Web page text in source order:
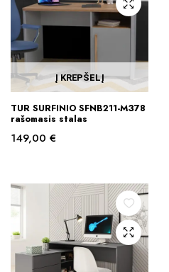
Į KREPŠELĮ
TUR SURFINIO SFNB211-M378
rašomasis stalas
149,00 €